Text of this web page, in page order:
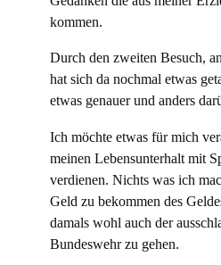
kommen.
Durch den zweiten Besuch,
hat sich da nochmal etwas
etwas genauer und anders
Ich möchte etwas für mich
meinen Lebensunterhalt mit
verdienen. Nichts was ich
Geld zu bekommen des
damals wohl auch der
Bundeswehr zu gehen.